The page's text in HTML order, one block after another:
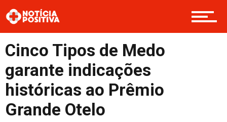
Boas Ações
Cultura
Cinco Tipos de Medo
garante indicações
históricas ao Prêmio
Grande Otelo